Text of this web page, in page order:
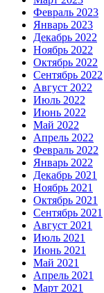
Февраль 2023
Январь 2023
Декабрь 2022
Ноябрь 2022
Октябрь 2022
Сентябрь 2022
Август 2022
Июль 2022
Июнь 2022
Май 2022
Апрель 2022
Февраль 2022
Январь 2022
Декабрь 2021
Ноябрь 2021
Октябрь 2021
Сентябрь 2021
Август 2021
Июль 2021
Июнь 2021
Май 2021
Апрель 2021
Март 2021